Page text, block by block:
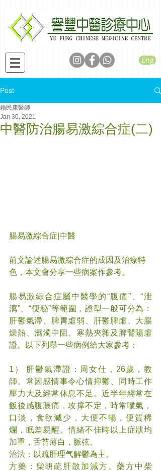
Eng
Post
中醫防治腸易激綜合症(二)
賴民康醫師
Jan 30, 2021
腸易激綜合症|中醫
前文論述腸易激綜合症的成因及治療特
色，本文會分享一些病案作參考。
腸易激綜合症屬中醫學的“腹痛”、“泄
瀉”、“便秘”等範圍，證型一般可分為：
肝鬱氣滯、脾胃虛弱、肝鬱脾虛、大腸
燥熱、濕濁中阻、寒熱夾雜及脾腎陽虛
證。以下列舉一些病例給大家參考：
1） 肝鬱氣滯證：周女仕，26歲，教
師。常因感情事令心情抑鬱、同時工作
壓力大及經常休息不足。近半年經常在
飯後感腹脹痛，攻撑不定，時常噯氣，
口淡，食欲減少，大便不暢，便質稀
爛，眠差易醒。情緒不佳時以上症狀均
加重，舌苔薄白，脈弦。
治法：以疏肝理气解鬱為主。
方藥：柴胡疏肝散加減方。藥方中柴